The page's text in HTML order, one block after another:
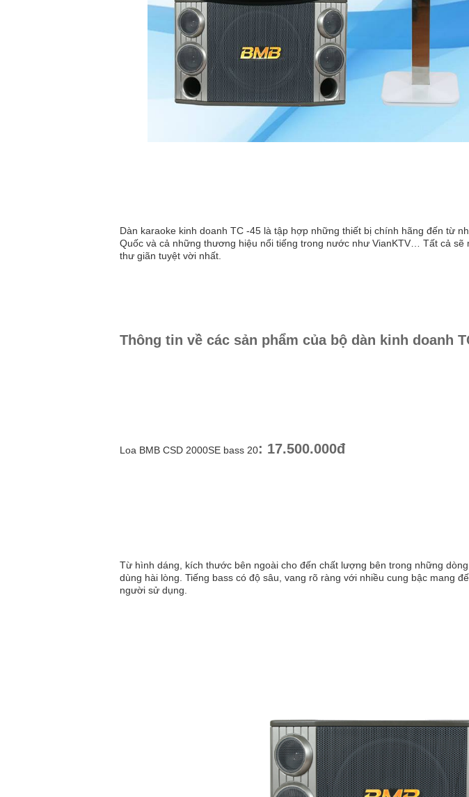
Dàn karaoke kinh doanh TC -45 là tập hợp những thiết bị chính hãng đến từ
Quốc và cả những thương hiệu nổi tiếng trong nước như VianKTV… Tất cả sẽ
thư giãn tuyệt vời nhất.
Thông tin về các sản phẩm của bộ dàn kinh doanh
Loa BMB CSD 2000SE bass 20: 17.500.000đ
Từ hình dáng, kích thước bên ngoài cho đến chất lượng bên trong những
dùng hài lòng. Tiếng bass có độ sâu, vang rõ ràng với nhiều cung bậc mang
người sử dụng.